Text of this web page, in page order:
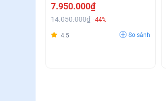
7.950.000₫
14.050.000₫ -44%
4.5 So sánh